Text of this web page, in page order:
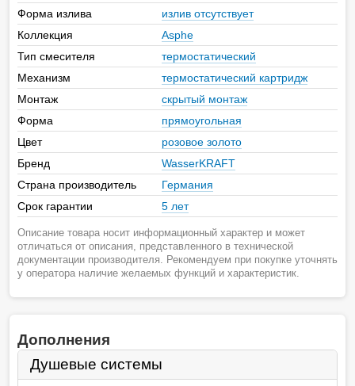
Форма излива
излив отсутствует
Коллекция
Asphe
Тип смесителя
термостатический
Механизм
термостатический картридж
Монтаж
скрытый монтаж
Форма
прямоугольная
Цвет
розовое золото
Бренд
WasserKRAFT
Страна производитель
Германия
Срок гарантии
5 лет
Описание товара носит информационный характер и может
отличаться от описания, представленного в технической
документации производителя. Рекомендуем при покупке уточнять
у оператора наличие желаемых функций и характеристик.
Дополнения
Душевые системы